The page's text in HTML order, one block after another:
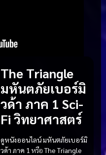
The Triangle
มหันตภัยเบอร์มิ
วด้า ภาค 1 Sci-
Fi วิทยาศาสตร์
ดูหนังออนไลน์ มหันตภัยเบอร์มิ
วด้า ภาค 1 หรือThe Triangle